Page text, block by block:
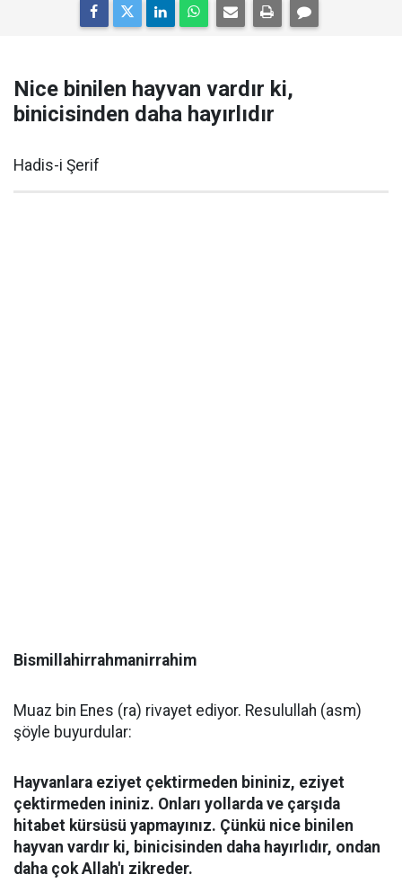
Nice binilen hayvan vardır ki,
binicisinden daha hayırlıdır
Hadis-i Şerif
Bismillahirrahmanirrahim
Muaz bin Enes (ra) rivayet ediyor. Resulullah (asm)
şöyle buyurdular:
Hayvanlara eziyet çektirmeden bininiz, eziyet
çektirmeden ininiz. Onları yollarda ve çarşıda
hitabet kürsüsü yapmayınız. Çünkü nice binilen
hayvan vardır ki, binicisinden daha hayırlıdır, ondan
daha çok Allah'ı zikreder.